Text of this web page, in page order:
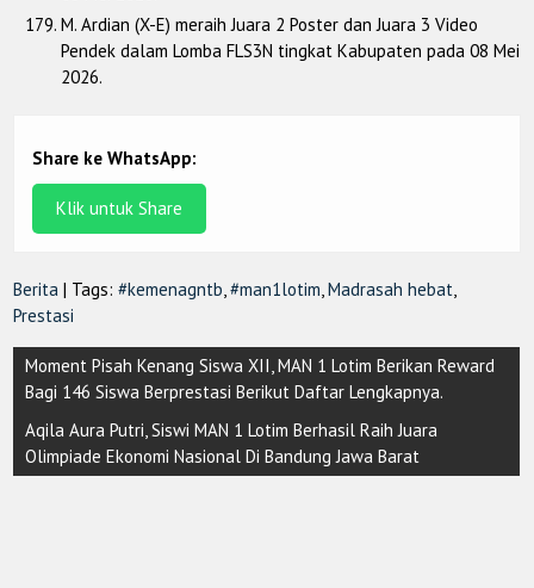
M. Ardian (X-E) meraih Juara 2 Poster dan Juara 3 Video
Pendek dalam Lomba FLS3N tingkat Kabupaten pada 08 Mei
2026.
Share ke WhatsApp:
Klik untuk Share
Berita | Tags:#kemenagntb,#man1lotim,Madrasah hebat,
Prestasi
Post
navigation
Moment Pisah Kenang Siswa XII, MAN 1 Lotim Berikan Reward
Bagi 146 Siswa Berprestasi Berikut Daftar Lengkapnya.
Aqila Aura Putri, Siswi MAN 1 Lotim Berhasil Raih Juara
Olimpiade Ekonomi Nasional Di Bandung Jawa Barat